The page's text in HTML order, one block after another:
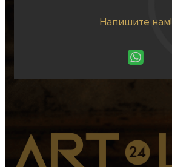
Напишите нам!